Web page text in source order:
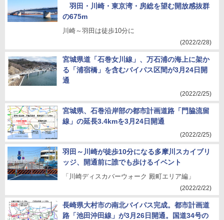
羽田・川崎・東京湾・房総を望む開放感抜群
の675m
川崎～羽田は徒歩10分に
(2022/2/28)
宮城県道「石巻女川線」、万石浦の海上に架か
る「浦宿橋」を含むバイパス区間が3月24日開
通
(2022/2/25)
宮城県、石巻沿岸部の都市計画道路「門脇流留
線」の延長3.4kmを3月24日開通
(2022/2/25)
羽田～川崎が徒歩10分になる多摩川スカイブリ
ッジ、開通前に誰でも歩けるイベント
「川崎ディスカバーウォーク 殿町エリア編」
(2022/2/22)
長崎県大村市の南北バイパス完成。都市計画道
路「池田沖田線」が3月26日開通。国道34号の